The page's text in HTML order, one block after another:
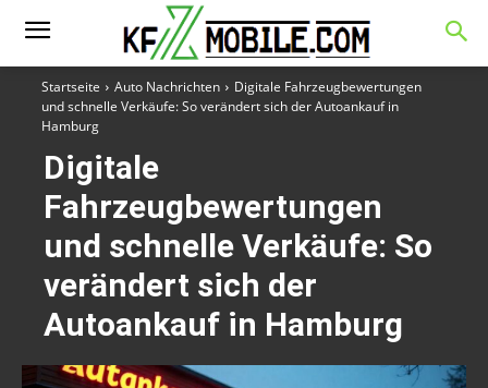
Startseite Auto Nachrichten
Digitale Fahrzeugbewertungen
und schnelle Verkäufe: So verändert sich der Autoankauf in
Hamburg
Digitale
Fahrzeugbewertungen
und schnelle Verkäufe: So
verändert sich der
Autoankauf in Hamburg